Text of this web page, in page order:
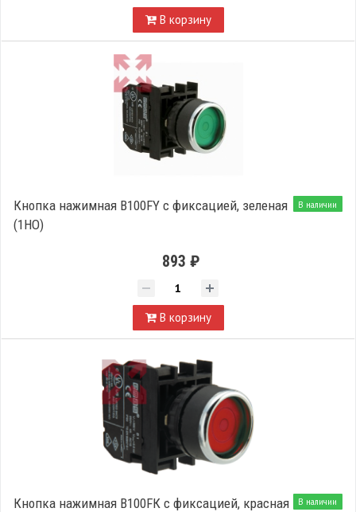
В корзину
В наличии
Кнопка нажимная B100FY с фиксацией, зеленая
(1НО)
893 ₽
В корзину
В наличии
Кнопка нажимная B100FК с фиксацией, красная